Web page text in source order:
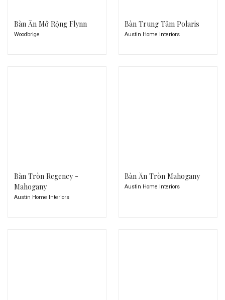
Bàn Ăn Mở Rộng Flynn
Woodbrige
Bàn Trung Tâm Polaris
Austin Home Interiors
Bàn Tròn Regency -
Mahogany
Austin Home Interiors
Bàn Ăn Tròn Mahogany
Austin Home Interiors